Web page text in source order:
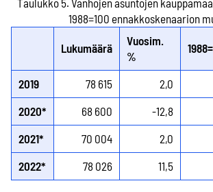
1988=100 ennakkoskenaarion
Lukumäärä
Vuosim.
%
2019
78 615 2,0
2020*
68 600 -12,8
2021*
70 004 2,0
2022*
78 026 11,5